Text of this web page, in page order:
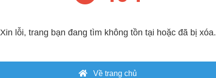
Xin lỗi, trang bạn đang tìm không tồn tại hoặc đã bị xóa.
Về trang chủ